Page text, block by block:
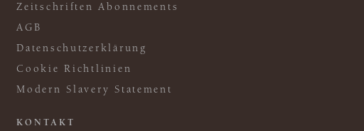
Zeitschriften Abonnements
AGB
Datenschutzerklärung
Cookie Richtlinien
Modern Slavery Statement
KONTAKT